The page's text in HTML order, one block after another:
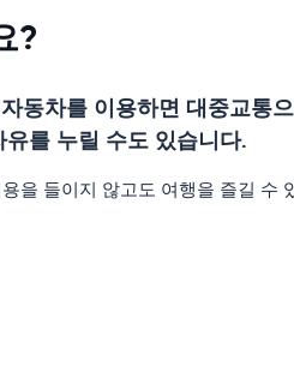
?
동차를 이용하면 대중교통
를 누릴 수도 있습니다.
들이지 않고도 여행을 즐길 수